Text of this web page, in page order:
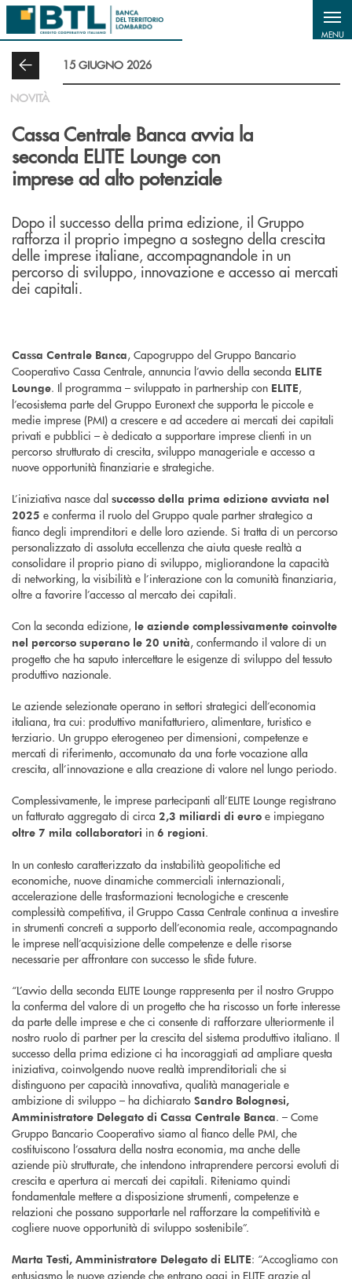
Salta al contenuto principale
MENU
15 GIUGNO 2026
NOVITÀ
Cassa Centrale Banca avvia la
seconda ELITE Lounge con
imprese ad alto potenziale
Dopo il successo della prima edizione, il Gruppo
rafforza il proprio impegno a sostegno della crescita
delle imprese italiane, accompagnandole in un
percorso di sviluppo, innovazione e accesso ai mercati
dei capitali.
Cassa Centrale Banca, Capogruppo del Gruppo Bancario
Cooperativo Cassa Centrale, annuncia l’avvio della seconda ELITE
Lounge. Il programma – sviluppato in partnership con ELITE,
l’ecosistema parte del Gruppo Euronext che supporta le piccole e
medie imprese (PMI) a crescere e ad accedere ai mercati dei capitali
privati e pubblici – è dedicato a supportare imprese clienti in un
percorso strutturato di crescita, sviluppo manageriale e accesso a
nuove opportunità finanziarie e strategiche.
L’iniziativa nasce dal successo della prima edizione avviata nel
2025 e conferma il ruolo del Gruppo quale partner strategico a
fianco degli imprenditori e delle loro aziende. Si tratta di un percorso
personalizzato di assoluta eccellenza che aiuta queste realtà a
consolidare il proprio piano di sviluppo, migliorandone la capacità
di networking, la visibilità e l’interazione con la comunità finanziaria,
oltre a favorire l’accesso al mercato dei capitali.
Con la seconda edizione, le aziende complessivamente coinvolte
nel percorso superano le 20 unità, confermando il valore di un
progetto che ha saputo intercettare le esigenze di sviluppo del tessuto
produttivo nazionale.
Le aziende selezionate operano in settori strategici dell’economia
italiana, tra cui: produttivo manifatturiero, alimentare, turistico e
terziario. Un gruppo eterogeneo per dimensioni, competenze e
mercati di riferimento, accomunato da una forte vocazione alla
crescita, all’innovazione e alla creazione di valore nel lungo periodo.
Complessivamente, le imprese partecipanti all’ELITE Lounge registrano
un fatturato aggregato di circa 2,3 miliardi di euro e impiegano
oltre 7 mila collaboratori in 6 regioni.
In un contesto caratterizzato da instabilità geopolitiche ed
economiche, nuove dinamiche commerciali internazionali,
accelerazione delle trasformazioni tecnologiche e crescente
complessità competitiva, il Gruppo Cassa Centrale continua a investire
in strumenti concreti a supporto dell’economia reale, accompagnando
le imprese nell’acquisizione delle competenze e delle risorse
necessarie per affrontare con successo le sfide future.
“L’avvio della seconda ELITE Lounge rappresenta per il nostro Gruppo
la conferma del valore di un progetto che ha riscosso un forte interesse
da parte delle imprese e che ci consente di rafforzare ulteriormente il
nostro ruolo di partner per la crescita del sistema produttivo italiano. Il
successo della prima edizione ci ha incoraggiati ad ampliare questa
iniziativa, coinvolgendo nuove realtà imprenditoriali che si
distinguono per capacità innovativa, qualità manageriale e
ambizione di sviluppo – ha dichiarato Sandro Bolognesi,
Amministratore Delegato di Cassa Centrale Banca. – Come
Gruppo Bancario Cooperativo siamo al fianco delle PMI, che
costituiscono l’ossatura della nostra economia, ma anche delle
aziende più strutturate, che intendono intraprendere percorsi evoluti di
crescita e apertura ai mercati dei capitali. Riteniamo quindi
fondamentale mettere a disposizione strumenti, competenze e
relazioni che possano supportarle nel rafforzare la competitività e
cogliere nuove opportunità di sviluppo sostenibile”.
Marta Testi, Amministratore Delegato di ELITE: “Accogliamo con
entusiasmo le nuove aziende che entrano oggi in ELITE grazie al